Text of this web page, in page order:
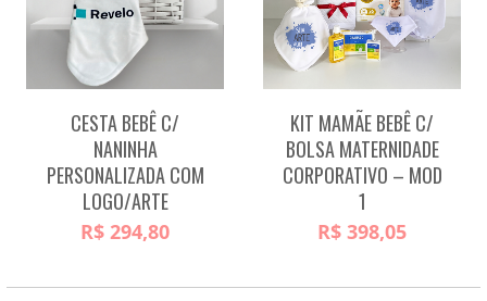
CESTA BEBÊ C/
NANINHA
PERSONALIZADA COM
LOGO/ARTE
R$294,80
KIT MAMÃE BEBÊ C/
BOLSA MATERNIDADE
CORPORATIVO – MOD
1
R$398,05